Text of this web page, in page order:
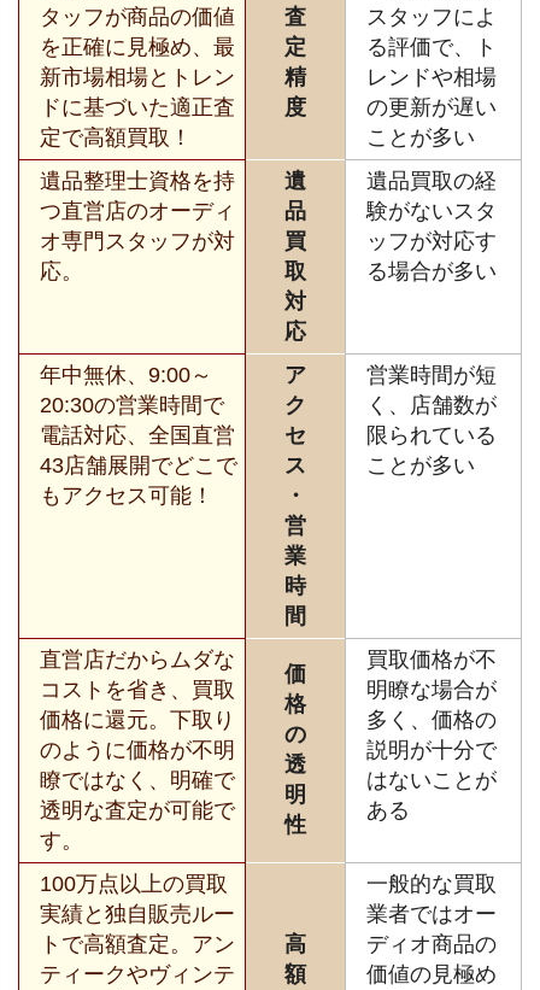
タッフが商品の価値
を正確に見極め、最
新市場相場とトレン
ドに基づいた適正査
定で高額買取！
査
定
精
度
スタッフによ
る評価で、ト
レンドや相場
の更新が遅い
ことが多い
遺品整理士資格を持
つ直営店のオーディ
オ専門スタッフが対
応。
遺
品
買
取
対
応
遺品買取の経
験がないスタ
ッフが対応す
る場合が多い
年中無休、9:00～
20:30の営業時間で
電話対応、全国直営
43店舗展開でどこで
もアクセス可能！
ア
ク
セ
ス
・
営
業
時
間
営業時間が短
く、店舗数が
限られている
ことが多い
直営店だからムダな
コストを省き、買取
価格に還元。下取り
のように価格が不明
瞭ではなく、明確で
透明な査定が可能で
す。
価
格
の
透
明
性
買取価格が不
明瞭な場合が
多く、価格の
説明が十分で
はないことが
ある
100万点以上の買取
実績と独自販売ルー
トで高額査定。アン
ティークやヴィンテ
高
額
一般的な買取
業者ではオー
ディオ商品の
価値の見極め